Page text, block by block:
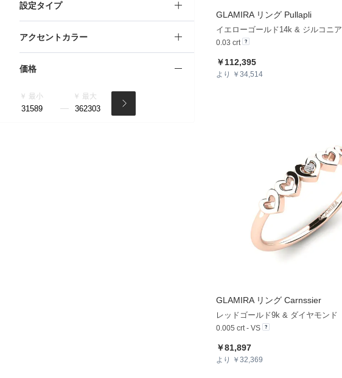
GLAMIRAリング Pullapli
イエローゴールド14k & ジルコニア
0.03 crt
￥112,395
より ￥34,514
GLAMIRAリング Carnssier
レッドゴールド9k & ダイヤモンド
0.005 crt - VS
￥81,897
より ￥32,369
アクセントカラー
価格
￥ 最小 ￥ 最大
設定タイプ